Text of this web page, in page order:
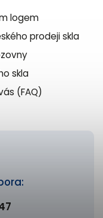
logem
prodeji skla
skla
(FAQ)